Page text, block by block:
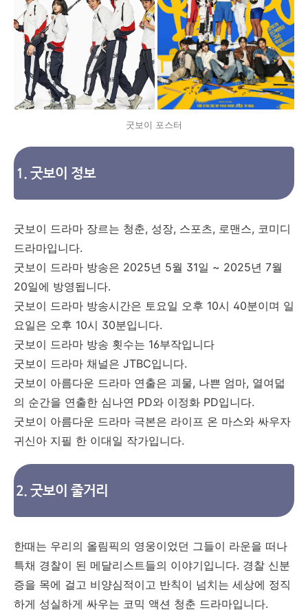
굿보이 포스터
1. 굿보이 정보
굿보이 드라마 장르는 청춘, 성장, 스포츠, 로맨스, 코미디
드라마입니다.
굿보이 드라마 방송은 2025년 5월 31일 ~ 2025년 7월
20일에 방영됩니다.
굿보이 드라마 방송시간은 토요일 오후 10시 40분이며 일
요일은 오후 10시 30분입니다.
굿보이 드라마 방송 횟수는 16부작입니다
굿보이 드라마 채널은 JTBC입니다.
굿보이 아름다운 드라마 연출은 괴물, 나쁜 엄마, 열여덟
의 순간을 연출한 심나연 PD와 이정화 PD입니다.
굿보이 아름다운 드라마 극본은 라이프 온 마스와 싸우자
귀신아 지필 한 이대일 작가입니다.
2. 굿보이 줄거리
한때는 우리의 올림픽의 영웅이었던 그들이 라운을 떠나
특채 경찰이 된 메달리스트들의 이야기입니다. 경찰 신분
증을 목에 걸고 비양심적이고 반칙이 넘치는 세상에 정직
하게 성실하게 싸우는 코믹 액션 청춘 드라마입니다.